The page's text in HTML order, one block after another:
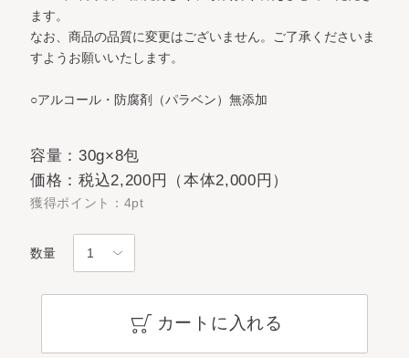
ます。​
なお、商品の品質に変更はございません。​ご了承くださいま
すようお願いいたします。
○アルコール・防腐剤（パラベン）無添加
容量：30g×8包
価格：税込2,200円（本体2,000円）
獲得ポイント：4pt
数量
カートに入れる